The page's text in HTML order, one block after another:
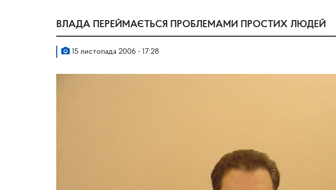
ВЛАДА ПЕРЕЙМАЄТЬСЯ ПРОБЛЕМАМИ ПРОСТИХ ЛЮДЕЙ
15 листопада 2006 - 17:28